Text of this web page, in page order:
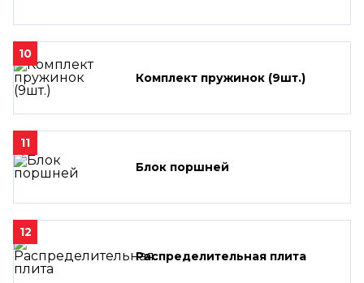
10
Комплект пружинок (9шт.)
11
Блок поршней
12
Распределительная плита